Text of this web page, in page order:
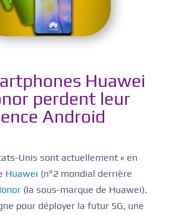
Huawei
perdent leur
Android
Unis sont actuellement « en
Huawei (n°2 mondial derrière
(la sous-marque de Huawei).
pour déployer la futur 5G, une